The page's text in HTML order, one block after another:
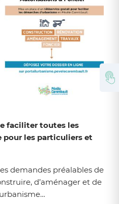
faciliter toutes les
pour les particuliers et
demandes préalables de
d’aménager et de